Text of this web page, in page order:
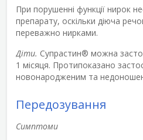
При порушенні функції нирок
препарату, оскільки діюча
переважно нирками.
Діти. Супрастин® можна
1 місяця. Протипоказано
новонародженим та
Передозування
Симптоми